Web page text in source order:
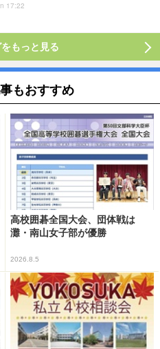
17:22
もっと見る
もおすすめ
高校囲碁全国大会、団体戦は
灘・南山女子部が優勝
2026.8.5